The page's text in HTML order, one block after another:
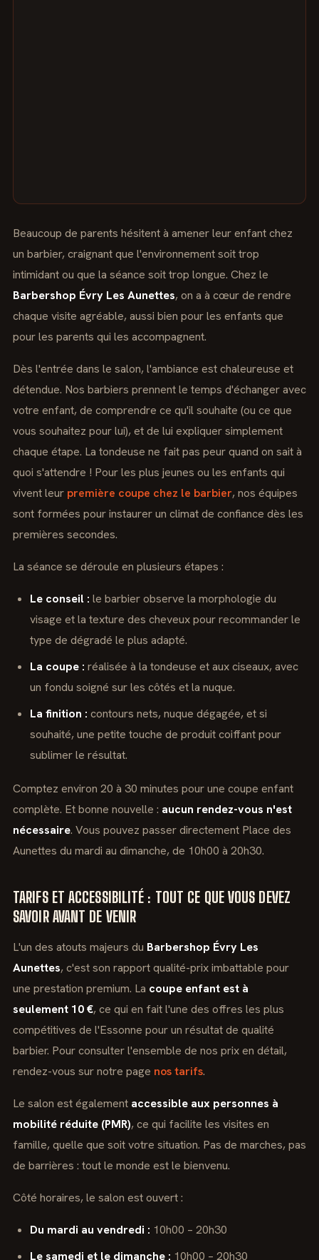
Beaucoup de parents hésitent à amener leur enfant chez
un barbier, craignant que l'environnement soit trop
intimidant ou que la séance soit trop longue. Chez le
Barbershop Évry Les Aunettes, on a à cœur de rendre
chaque visite agréable, aussi bien pour les enfants que
pour les parents qui les accompagnent.
Dès l'entrée dans le salon, l'ambiance est chaleureuse et
détendue. Nos barbiers prennent le temps d'échanger avec
votre enfant, de comprendre ce qu'il souhaite (ou ce que
vous souhaitez pour lui), et de lui expliquer simplement
chaque étape. La tondeuse ne fait pas peur quand on sait à
quoi s'attendre ! Pour les plus jeunes ou les enfants qui
vivent leur première coupe chez le barbier, nos équipes
sont formées pour instaurer un climat de confiance dès les
premières secondes.
La séance se déroule en plusieurs étapes :
Le conseil : le barbier observe la morphologie du
visage et la texture des cheveux pour recommander le
type de dégradé le plus adapté.
La coupe : réalisée à la tondeuse et aux ciseaux, avec
un fondu soigné sur les côtés et la nuque.
La finition : contours nets, nuque dégagée, et si
souhaité, une petite touche de produit coiffant pour
sublimer le résultat.
Comptez environ 20 à 30 minutes pour une coupe enfant
complète. Et bonne nouvelle : aucun rendez-vous n'est
nécessaire. Vous pouvez passer directement Place des
Aunettes du mardi au dimanche, de 10h00 à 20h30.
TARIFS ET ACCESSIBILITÉ : TOUT CE QUE VOUS DEVEZ
SAVOIR AVANT DE VENIR
L'un des atouts majeurs du Barbershop Évry Les
Aunettes, c'est son rapport qualité-prix imbattable pour
une prestation premium. La coupe enfant est à
seulement 10 €, ce qui en fait l'une des offres les plus
compétitives de l'Essonne pour un résultat de qualité
barbier. Pour consulter l'ensemble de nos prix en détail,
rendez-vous sur notre page nos tarifs.
Le salon est également accessible aux personnes à
mobilité réduite (PMR), ce qui facilite les visites en
famille, quelle que soit votre situation. Pas de marches, pas
de barrières : tout le monde est le bienvenu.
Côté horaires, le salon est ouvert :
Du mardi au vendredi : 10h00 – 20h30
Le samedi et le dimanche : 10h00 – 20h30